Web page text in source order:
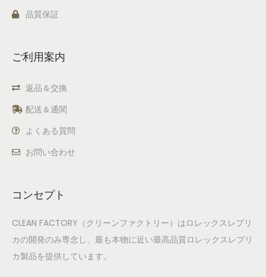
品質保証
ご利用案内
返品＆交換
配送＆通関
よくある質問
お問い合わせ
コンセプト
CLEAN FACTORY（クリーンファクトリー）はロレックスレプリ
カの開発のみ専念し、最も本物に近い最高品質ロレックスレプリ
カ製品を提供しています。